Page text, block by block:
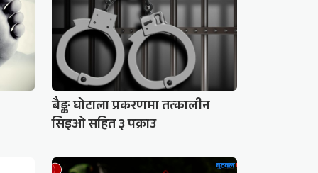
बैङ्क घोटाला प्रकरणमा तत्कालीन
सिइओ सहित ३ पक्राउ